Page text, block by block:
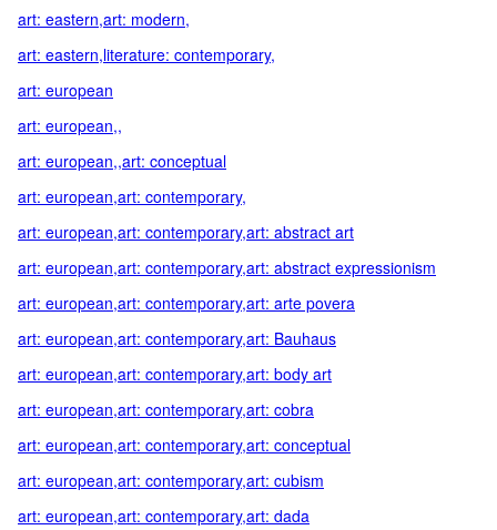
art: eastern,art: modern,
art: eastern,literature: contemporary,
art: european
art: european,,
art: european,,art: conceptual
art: european,art: contemporary,
art: european,art: contemporary,art: abstract art
art: european,art: contemporary,art: abstract expressionism
art: european,art: contemporary,art: arte povera
art: european,art: contemporary,art: Bauhaus
art: european,art: contemporary,art: body art
art: european,art: contemporary,art: cobra
art: european,art: contemporary,art: conceptual
art: european,art: contemporary,art: cubism
art: european,art: contemporary,art: dada